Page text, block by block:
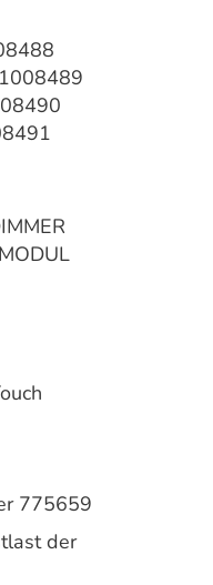
775659
der